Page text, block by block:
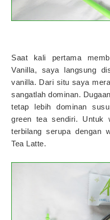
Saat kali pertama
Vanilla, saya langsung
vanilla. Dari situ saya
sangatlah dominan.
tetap lebih dominan
green tea sendiri. Untuk
terbilang serupa dengan
Tea Latte.